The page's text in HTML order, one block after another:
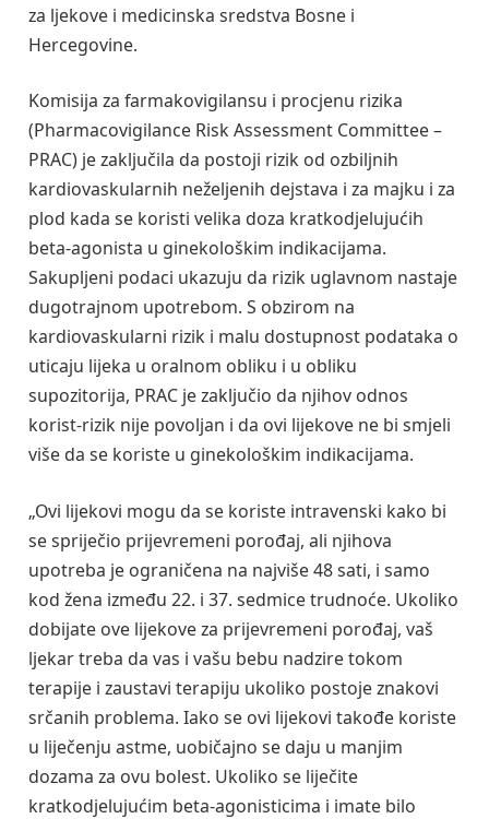
za ljekove i medicinska sredstva Bosne i
Hercegovine.
Komisija za farmakovigilansu i procjenu rizika
(Pharmacovigilance Risk Assessment Committee –
PRAC) je zaključila da postoji rizik od ozbiljnih
kardiovaskularnih neželjenih dejstava i za majku i za
plod kada se koristi velika doza kratkodjelujućih
beta-agonista u ginekološkim indikacijama.
Sakupljeni podaci ukazuju da rizik uglavnom nastaje
dugotrajnom upotrebom. S obzirom na
kardiovaskularni rizik i malu dostupnost podataka o
uticaju lijeka u oralnom obliku i u obliku
supozitorija, PRAC je zaključio da njihov odnos
korist-rizik nije povoljan i da ovi lijekove ne bi smjeli
više da se koriste u ginekološkim indikacijama.
„Ovi lijekovi mogu da se koriste intravenski kako bi
se spriječio prijevremeni porođaj, ali njihova
upotreba je ograničena na najviše 48 sati, i samo
kod žena između 22. i 37. sedmice trudnoće. Ukoliko
dobijate ove lijekove za prijevremeni porođaj, vaš
ljekar treba da vas i vašu bebu nadzire tokom
terapije i zaustavi terapiju ukoliko postoje znakovi
srčanih problema. Iako se ovi lijekovi takođe koriste
u liječenju astme, uobičajno se daju u manjim
dozama za ovu bolest. Ukoliko se liječite
kratkodjelujućim beta-agonisticima i imate bilo